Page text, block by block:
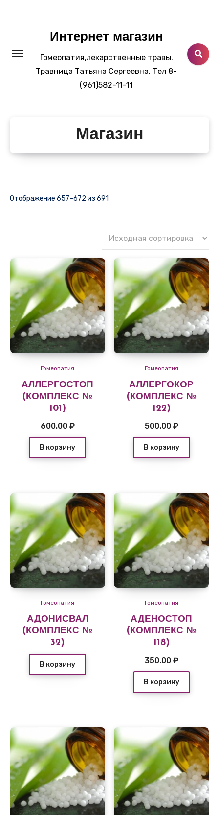
Интернет магазин
Гомеопатия,лекарственные травы.
Травница Татьяна Сергеевна, Тел 8-
(961)582-11-11
Магазин
Отображение 657–672 из 691
Гомеопатия
АЛЛЕРГОСТОП
(КОМПЛЕКС №
101)
600.00 ₽
В корзину
Гомеопатия
АЛЛЕРГОКОР
(КОМПЛЕКС №
122)
500.00 ₽
В корзину
Гомеопатия
АДОНИСВАЛ
(КОМПЛЕКС №
32)
В корзину
Гомеопатия
АДЕНОСТОП
(КОМПЛЕКС №
118)
350.00 ₽
В корзину